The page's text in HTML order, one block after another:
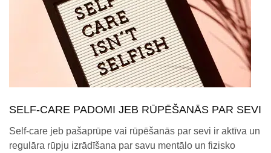
SELF-CARE PADOMI JEB RŪPĒŠANĀS PAR SEVI
Self-care jeb pašaprūpe vai rūpēšanās par sevi ir aktīva un
regulāra rūpju izrādīšana par savu mentālo un fizisko